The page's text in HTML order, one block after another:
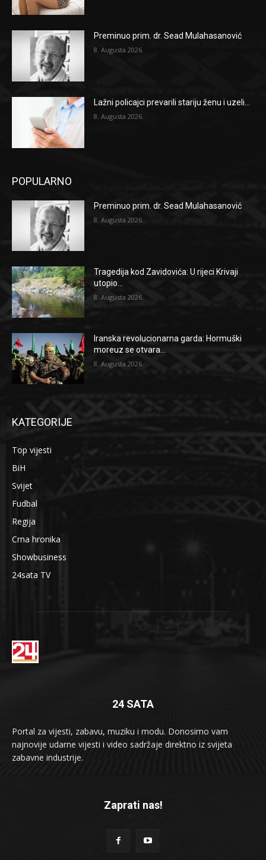
Preminuo prim. dr. Sead Mulahasanović
8. Augusta 2026.
Lažni policajci prevarili stariju ženu i uzeli...
8. Augusta 2026.
POPULARNO
Preminuo prim. dr. Sead Mulahasanović
8. Augusta 2026.
Tragedija kod Zavidovića: U rijeci Krivaji
utopio...
8. Augusta 2026.
Iranska revolucionarna garda: Hormuški
moreuz se otvara...
8. Augusta 2026.
KATEGORIJE
Top vijesti
BiH
Svijet
Fudbal
Regija
Crna hronika
Showbusiness
24sata TV
24 SATA
Portal za vijesti, zabavu, muziku i modu. Donosimo vam
najnovije udarne vijesti i video sadržaje direktno iz svijeta
zabavne industrije.
Zaprati nas!